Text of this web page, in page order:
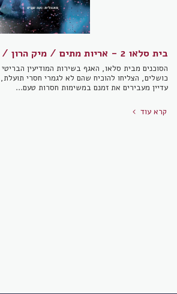
בית סלאו 2 - אריות מתים / מיק הרון / אריה ניר
הסוכנים מבית סלאו, האגף בשירות המודיעין
כושלים, הצליחו להוכיח שהם לא לגמרי חסרי
עדיין מעבירים את זמנם במשימות חסרות טעם...
קרא עוד